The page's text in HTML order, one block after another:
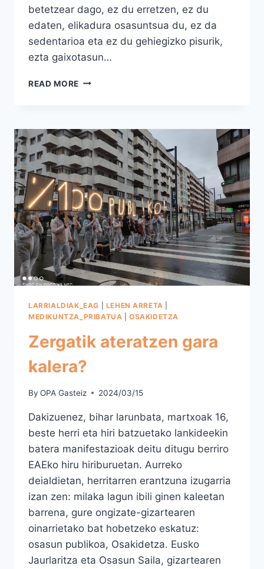
betetzear dago, ez du erretzen, ez du
edaten, elikadura osasuntsua du, ez da
sedentarioa eta ez du gehiegizko pisurik,
ezta gaixotasun…
READ MORE ANGEL
OSAKIDETZAK
ERE
BAI
LARRIALDIAK_EAG LEHEN ARRETA
MEDIKUNTZA_PRIBATUA |OSAKIDETZA
Zergatik ateratzen gara
kalera?
By OPA Gasteiz 2024/03/15
Dakizuenez, bihar larunbata, martxoak 16,
beste herri eta hiri batzuetako lankideekin
batera manifestazioak deitu ditugu berriro
EAEko hiru hiriburuetan. Aurreko
deialdietan, herritarren erantzuna izugarria
izan zen: milaka lagun ibili ginen kaleetan
barrena, gure ongizate-gizartearen
oinarrietako bat hobetzeko eskatuz:
osasun publikoa, Osakidetza. Eusko
Jaurlaritza eta Osasun Saila, gizartearen